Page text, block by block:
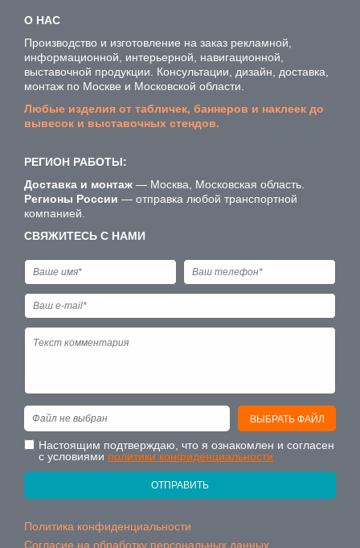
О НАС
Производство и изготовление на заказ рекламной,
информационной, интерьерной, навигационной,
выставочной продукции. Консультации, дизайн, доставка,
монтаж по Москве и Московской области.
Любые изделия от табличек, баннеров и наклеек до
вывесок и выставочных стендов.
РЕГИОН РАБОТЫ:
Доставка и монтаж — Москва, Московская область.
Регионы России — отправка любой транспортной
компанией.
СВЯЖИТЕСЬ С НАМИ
ВЫБРАТЬ ФАЙЛ
Файл не выбран
Настоящим подтверждаю, что я ознакомлен и согласен
с условиями политики конфиденциальности
ОТПРАВИТЬ
Политика конфиденциальности
Согласие на обработку персональных данных